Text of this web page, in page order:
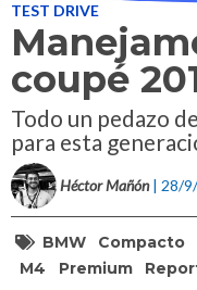
TEST DRIVE
coupé
Todo un pedazo
para esta
Héctor Mañón | 28/
BMW Compacto
M4
Premium